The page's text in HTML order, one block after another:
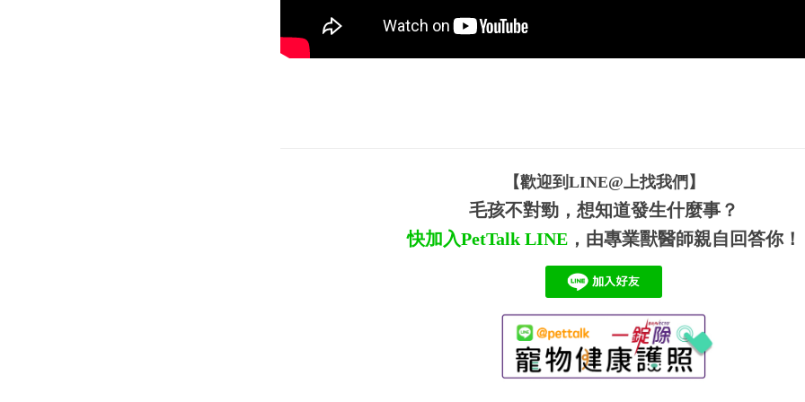
【歡迎到LINE@上找我們】
毛孩不對勁，想知道發生什麼事？
快加入PetTalk LINE，由專業獸醫師親自回答你！